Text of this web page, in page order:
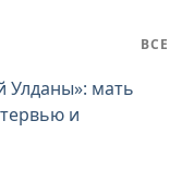
ВСЕ
Улданы»: мать
и